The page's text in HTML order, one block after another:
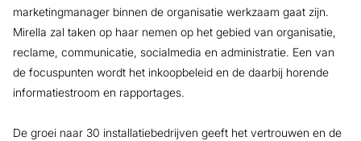
marketingmanager binnen de organisatie werkzaam gaat zijn.
Mirella zal taken op haar nemen op het gebied van organisatie,
reclame, communicatie, socialmedia en administratie. Een van
de focuspunten wordt het inkoopbeleid en de daarbij horende
informatiestroom en rapportages.
De groei naar 30 installatiebedrijven geeft het vertrouwen en de